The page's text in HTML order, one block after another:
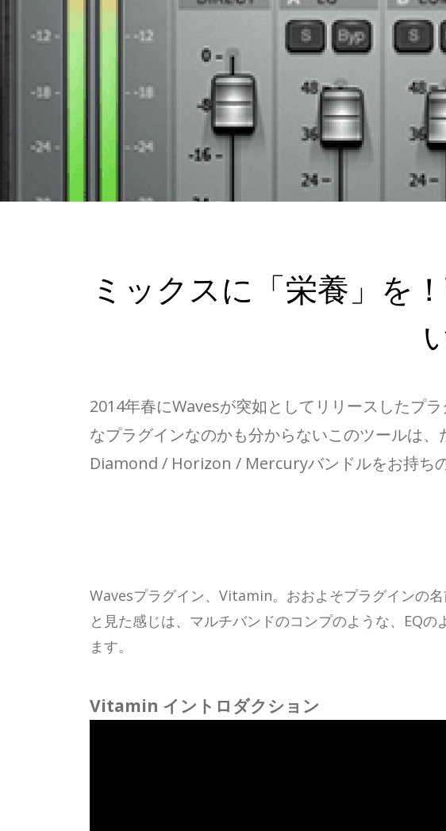
ミックスに「栄養」を
2014年春にWavesが突如としてリリースしたプ
なプラグインなのかも分からないこのツールは
Diamond / Horizon / Mercuryバンドルをお持ち
Wavesプラグイン、Vitamin。おおよそプラグインの
と見た感じは、マルチバンドのコンプのような、EQ
ます。
Vitamin イントロダクション